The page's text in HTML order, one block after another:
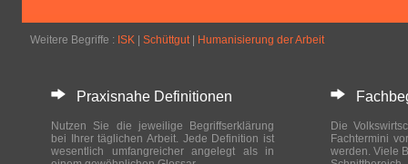
Weitere Begriffe : ISK Schüttgut| Humanisierung der Arbeit
Praxisnahe Definitionen
Nutzen Sie die jeweilige Begriffserklärung
bei Ihrer täglichen Arbeit. Jede Definition ist
wesentlich umfangreicher angelegt als in
Die
Fachtermini
werden. Viele